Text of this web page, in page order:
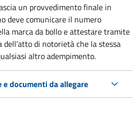
un provvedimento finale in
devecomunicare il numero
marca da bollo e attestare tramite
di notorietà che la stessa
altro adempimento.
documenti da allegare